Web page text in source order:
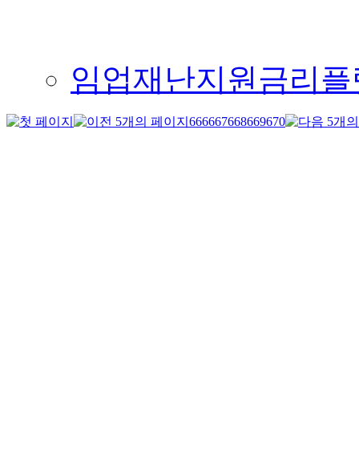
임업재난지원금리
666667668669670